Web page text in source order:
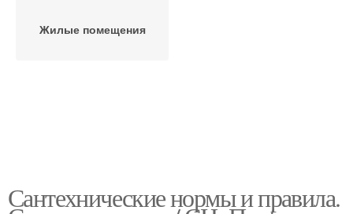
Жилые помещения
Сантехнические нормы и правила.